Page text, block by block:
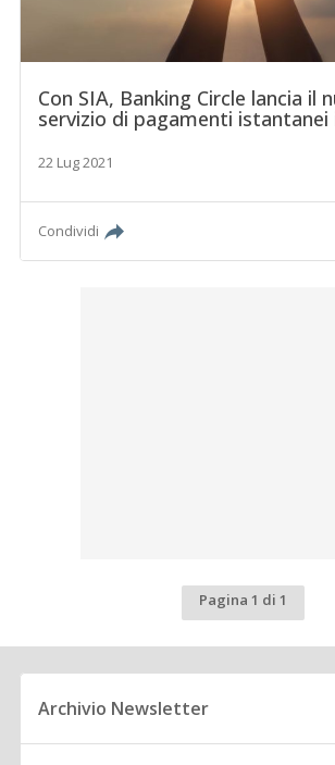
Con SIA, Banking Circle lancia il
servizio di pagamenti istantanei
22 Lug 2021
Condividi
Pagina 1 di 1
Archivio Newsletter